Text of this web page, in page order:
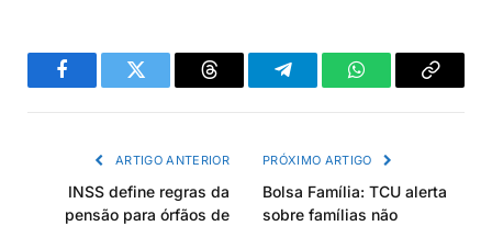
FacebookTwitter Threads TelegramWhatsAppCopiar
ARTIGO ANTERIOR
INSS define regras da
pensão para órfãos de
PRÓXIMO ARTIGO
Bolsa Família: TCU alerta
sobre famílias não